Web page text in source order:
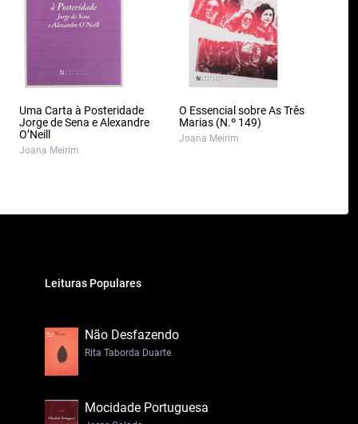
Uma Carta à Posteridade
Jorge de Sena e Alexandre
O’Neill
Joana Meirim
O Essencial sobre As Três
Marias (N.º 149)
Joana Meirim
Leituras Populares
Não Desfazendo
Rita Taborda Duarte
Mocidade Portuguesa